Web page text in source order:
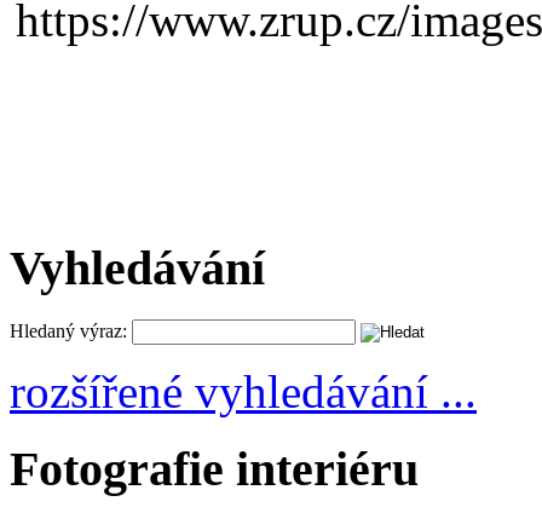
Vyhledávání
Hledaný výraz:
rozšířené vyhledávání ...
Fotografie interiéru